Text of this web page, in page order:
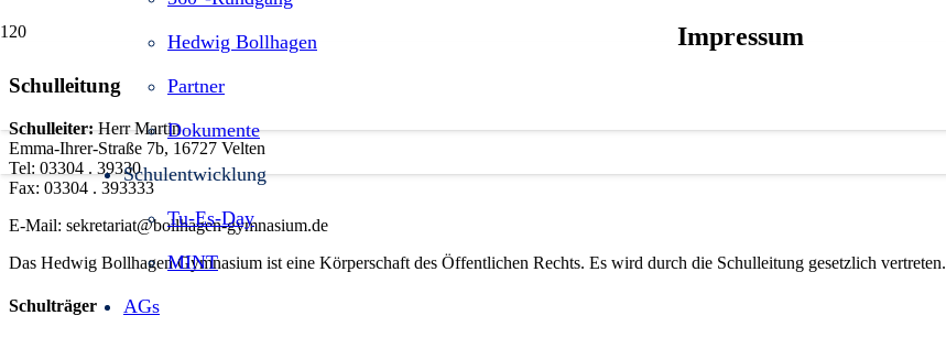
Hedwig Bollhagen
Partner
Dokumente
Schulentwicklung
Tu-Es-Day
MINT
AGs
Impressum
Schulleitung
Schulleiter:Herr Martin
Emma-Ihrer-Straße 7b, 16727 Velten
Tel: 03304 . 39330
Fax: 03304 . 393333
E-Mail: sekretariat@bollhagen-gymnasium.de
Das Hedwig Bollhagen Gymnasium ist eine Körperschaft des Öffentlichen Rechts. Es wird durch die Schulleitung gesetzlich vertreten.
Schulträger